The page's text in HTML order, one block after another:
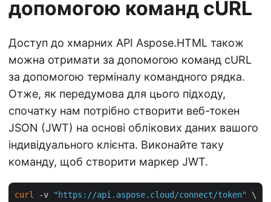
допомогою команд cURL
Доступ до хмарних API Aspose.HTML також
можна отримати за допомогою команд cURL
за допомогою терміналу командного рядка.
Отже, як передумова для цього підходу,
спочатку нам потрібно створити веб-токен
JSON (JWT) на основі облікових даних вашого
індивідуального клієнта. Виконайте таку
команду, щоб створити маркер JWT.
curl -v "https://api.aspose.cloud/connect/token"
\